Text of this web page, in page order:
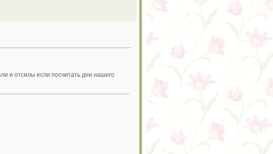
и отсилы если посчитать дни нашего